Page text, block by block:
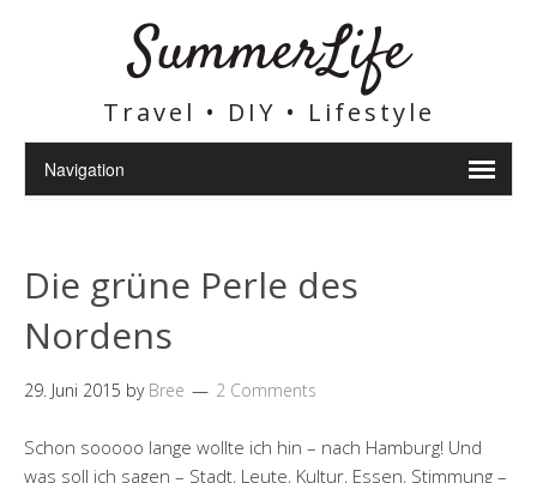
SummerLife
Travel • DIY • Lifestyle
Die grüne Perle des
Nordens
29. Juni 2015 by Bree 2 Comments
Schon sooooo lange wollte ich hin – nach Hamburg! Und
was soll ich sagen – Stadt, Leute, Kultur, Essen, Stimmung –